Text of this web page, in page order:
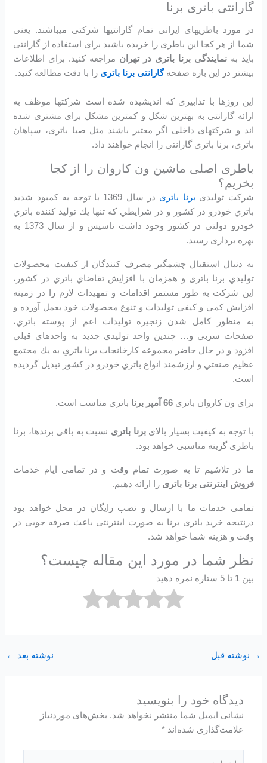
گارانتی باتری برنا
در مورد باطریهای ایرانی تمام گارانتیها شرکتی میباشند. یعنی
شما از هر کجا این باطری را خریده باشید برای استفاده از گارانتی
باید بهنمایندگی برنا باتری در تهران مراجعه کنید. برای اطلاعات
بیشتر در این باره صفحهگارانتی برنا باتری را با دقت مطالعه کنید.
این روزها با تدابیری که اندیشیده شده است شرکتها موظف به
ارائه گارانتی به بهترین شکل و کمترین مشکل برای مشتری شده
اند و شرکتهای داخلی اگر معتبر باشند مثل صبا باتری، سپاهان
باتری، برنا باتری گارانتی را انجام خواهند داد.
باطری اصلی ماشین ون کاروان را از کجا
بخریم؟
شرکت تولیدی برنا باتری
در سال 1369 با توجه به كمبود شديد
باتري خودرو در كشور و در شرايطي كه تنها يك توليد كننده باتري
خودرو دولتي در كشور وجود داشت تاسیس و از سال 1373 به
بهره برداری رسید.
به دنبال استقبال چشمگير مصرف كنندگان از كيفيت محصولات
توليدي برنا باتری و همزمان با افزايش تقاضاي باتري در كشور،
اين شرکت به طور مستمر اقدامات و تمهيدات لازم را در زمينه
افزايش كمي و كيفي توليدات و تنوع محصولات خود بعمل آورده و
به منظور كامل شدن زنجيره توليدات اعم از پوسته باتري،
صفحات سربي و… چندين واحد توليدي جديد به واحدهاي قبلي
افزود و در حال حاضر مجموعه كارخانجات برنا باتري به يك مجتمع
عظيم صنعتي و ارزشمند انواع باتري خودرو در کشور تبديل گرديده
است.
برای ون کاروان باتری66 آمپر برنا باتری مناسب است.
با توجه به کیفیت بسیار بالایبرنا باتری نسبت به باقی برندها، برنا
باطری گزینه مناسبی خواهد بود.
ما در تلاشیم تا به صورت تمام وقت و در تمامی ایام خدمات
فروش اینترنتی برنا باتری را ارائه دهیم.
تمامی خدمات ما با ارسال و نصب رایگان در محل خواهد بود
درنتیجه خرید باتری برنا به صورت اینترنتی باعث صرفه جویی در
وقت و هزینه شما خواهد شد.
نظر شما در مورد این مقاله چیست؟
بین 1 تا 5 ستاره نمره دهید
→ نوشته قبل نوشته بعد ←
دیدگاه‌ خود را بنویسید
نشانی ایمیل شما منتشر نخواهد شد. بخش‌های موردنیاز
علامت‌گذاری شده‌اند*